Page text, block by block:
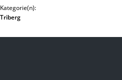
Kategorie(n):
Triberg